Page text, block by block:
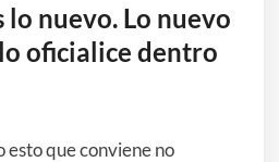
lo nuevo. Lo nuevo
oficialice dentro
que conviene no